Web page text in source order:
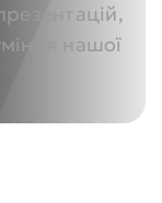
нашої